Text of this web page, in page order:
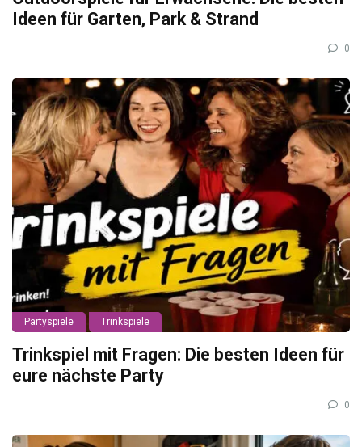
Ideen für Garten, Park & Strand
0
Partyspiele Trinkspiele
Trinkspiel mit Fragen: Die besten Ideen für
eure nächste Party
0